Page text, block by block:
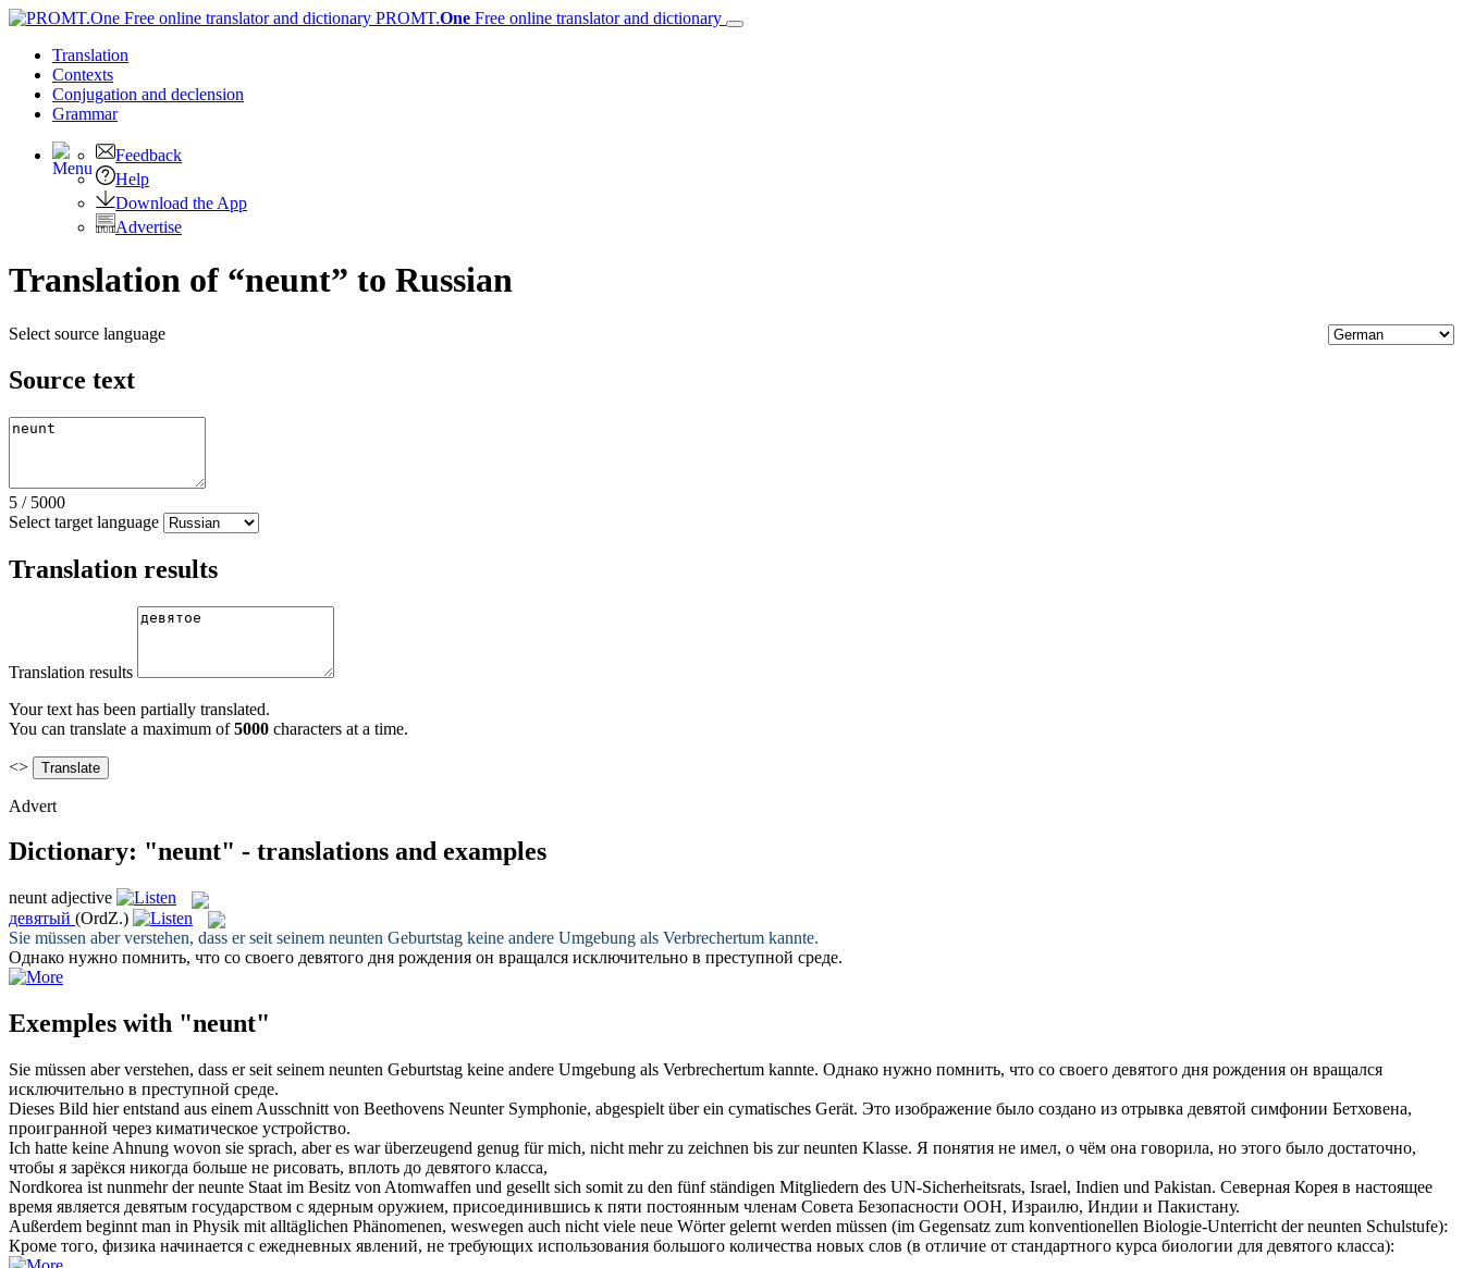
PROMT.One Free online translator and dictionary
Translation
Contexts
Conjugation and declension
Grammar
Feedback
Help
Download the App
Advertise
Translation of “neunt” to Russian
Select source language
Source text
5 / 5000
Select target language
Translation results
Translation results
Your text has been partially translated.
You can translate a maximum of5000 characters at a time.
<>
Advert
Dictionary: "neunt" - translations and examples
neunt adjective
девятый (OrdZ.)
Sie müssen aber verstehen, dass er seit seinem neunten Geburtstag keine andere Umgebung als Verbrechertum kannte.
Однако нужно помнить, что со своего девятого дня рождения он вращался исключительно в преступной среде.
Exemples with "neunt"
Sie müssen aber verstehen, dass er seit seinem neunten Geburtstag keine andere Umgebung als Verbrechertum kannte. Однако нужно помнить, что со своего девятого дня рождения он вращался
исключительно в преступной среде.
Dieses Bild hier entstand aus einem Ausschnitt von Beethovens NeunterSymphonie, abgespielt über ein cymatisches Gerät. Это изображение было создано из отрывка девятой симфонии Бетховена,
проигранной через киматическое устройство.
Ich hatte keine Ahnung wovon sie sprach, aber es war überzeugend genug für mich, nicht mehr zu zeichnen bis zurneunten Klasse. Я понятия не имел, о чём она говорила, но этого было достаточно,
чтобы я зарёкся никогда больше не рисовать, вплоть до девятого класса,
Nordkorea ist nunmehr derneunte Staat im Besitz von Atomwaffen und gesellt sich somit zu den fünf ständigen Mitgliedern des UN-Sicherheitsrats, Israel, Indien und Pakistan. Северная Корея в настоящее
время является девятым государством с ядерным оружием, присоединившись к пяти постоянным членам Совета Безопасности ООН, Израилю, Индии и Пакистану.
Außerdem beginnt man in Physik mit alltäglichen Phänomenen, weswegen auch nicht viele neue Wörter gelernt werden müssen (im Gegensatz zum konventionellen Biologie-Unterricht derneunten Schulstufe):
Кроме того, физика начинается с ежедневных явлений, не требующих использования большого количества новых слов (в отличие от стандартного курса биологии для девятого класса):